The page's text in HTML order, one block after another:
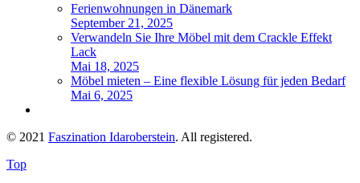
Ferienwohnungen in Dänemark
September 21, 2025
Verwandeln Sie Ihre Möbel mit dem Crackle Effekt
Lack
Mai 18, 2025
Möbel mieten – Eine flexible Lösung für jeden Bedarf
Mai 6, 2025
© 2021 Faszination Idaroberstein. All registered.
Top